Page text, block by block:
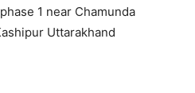
1 near Chamunda
Uttarakhand